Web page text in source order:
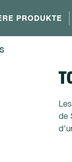
PRODUKTE
de